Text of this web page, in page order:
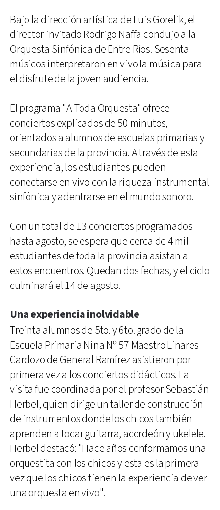
Bajo la dirección artística de Luis Gorelik, el
director invitado Rodrigo Naffa condujo a la
Orquesta Sinfónica de Entre Ríos. Sesenta
músicos interpretaron en vivo la música para
el disfrute de la joven audiencia.
El programa "A Toda Orquesta" ofrece
conciertos explicados de 50 minutos,
orientados a alumnos de escuelas primarias y
secundarias de la provincia. A través de esta
experiencia, los estudiantes pueden
conectarse en vivo con la riqueza instrumental
sinfónica y adentrarse en el mundo sonoro.
Con un total de 13 conciertos programados
hasta agosto, se espera que cerca de 4 mil
estudiantes de toda la provincia asistan a
estos encuentros. Quedan dos fechas, y el ciclo
culminará el 14 de agosto.
Una experiencia inolvidable
Treinta alumnos de 5to. y 6to. grado de la
Escuela Primaria Nina Nº 57 Maestro Linares
Cardozo de General Ramírez asistieron por
primera vez a los conciertos didácticos. La
visita fue coordinada por el profesor Sebastián
Herbel, quien dirige un taller de construcción
de instrumentos donde los chicos también
aprenden a tocar guitarra, acordeón y ukelele.
Herbel destacó: "Hace años conformamos una
orquestita con los chicos y esta es la primera
vez que los chicos tienen la experiencia de ver
una orquesta en vivo".